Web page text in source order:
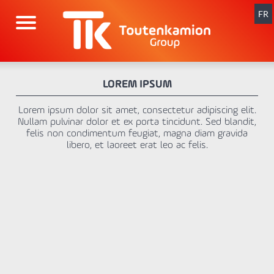
contenu
FR
LOREM IPSUM
Lorem ipsum dolor sit amet, consectetur adipiscing elit.
Nullam pulvinar dolor et ex porta tincidunt. Sed blandit,
felis non condimentum feugiat, magna diam gravida
libero, et laoreet erat leo ac felis.